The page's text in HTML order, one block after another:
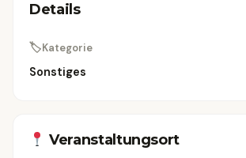
Details
🏷Kategorie
Sonstiges
Veranstaltungsort